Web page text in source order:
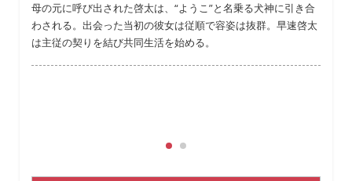
母の元に呼び出された啓太は、“ようこ”と名乗る犬神に引き合
わされる。出会った当初の彼女は従順で容姿は抜群。早速啓太
は主従の契りを結び共同生活を始める。